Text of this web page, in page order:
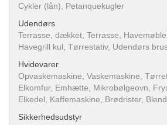
Cykler (lån), Petanquekugler
Udendørs
Terrasse, dækket, Terrasse,
Havegrill kul, Tørrestativ, Udendørs
Hvidevarer
Opvaskemaskine, Vaskemaskine,
Elkomfur, Emhætte, Mikrobølgeovn,
Elkedel, Kaffemaskine, Brødrister,
Sikkerhedsudstyr